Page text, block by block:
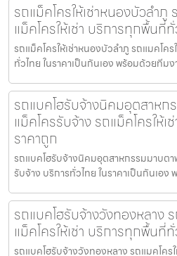
รถแม็คโครให้เช่าหนองบัวลำภู
แม็คโครให้เช่า บริการทุกพื้นที่
รถแม็คโครให้เช่าหนองบัวลำภู รถแมคโค
ทั่วไทย ในราคาเป็นกันเอง พร้อมด้วยทีม
รถแบคโฮรับจ้างนิคมอุตสาหก
แม็คโครรับจ้าง รถแม็คโครให้
ราคาถูก
รถแบคโฮรับจ้างนิคมอุตสาหกรรมมาบตา
รับจ้าง บริการทั่วไทย ในราคาเป็นกันเอ
รถแบคโฮรับจ้างวังทองหลาง
แม็คโครให้เช่า บริการทุกพื้นที่
รถแบคโฮรับจ้างวังทองหลาง รถแมคโคร